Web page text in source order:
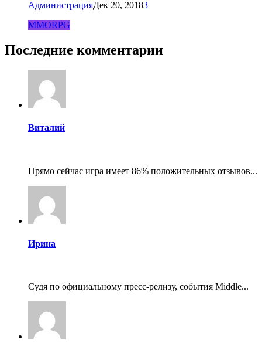
АдминистрацияДек 20, 20183
MMORPG
Последние комментарии
Виталий
Прямо сейчас игра имеет 86% положительных отзывов...
Ирина
Судя по официальному пресс-релизу, события Middle...